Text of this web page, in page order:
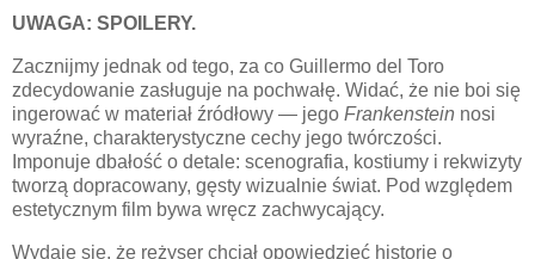
UWAGA: SPOILERY.
Zacznijmy jednak od tego, za co Guillermo del Toro
zdecydowanie zasługuje na pochwałę. Widać, że nie boi się
ingerować w materiał źródłowy — jego Frankenstein nosi
wyraźne, charakterystyczne cechy jego twórczości.
Imponuje dbałość o detale: scenografia, kostiumy i rekwizyty
tworzą dopracowany, gęsty wizualnie świat. Pod względem
estetycznym film bywa wręcz zachwycający.
Wydaje się, że reżyser chciał opowiedzieć historię o